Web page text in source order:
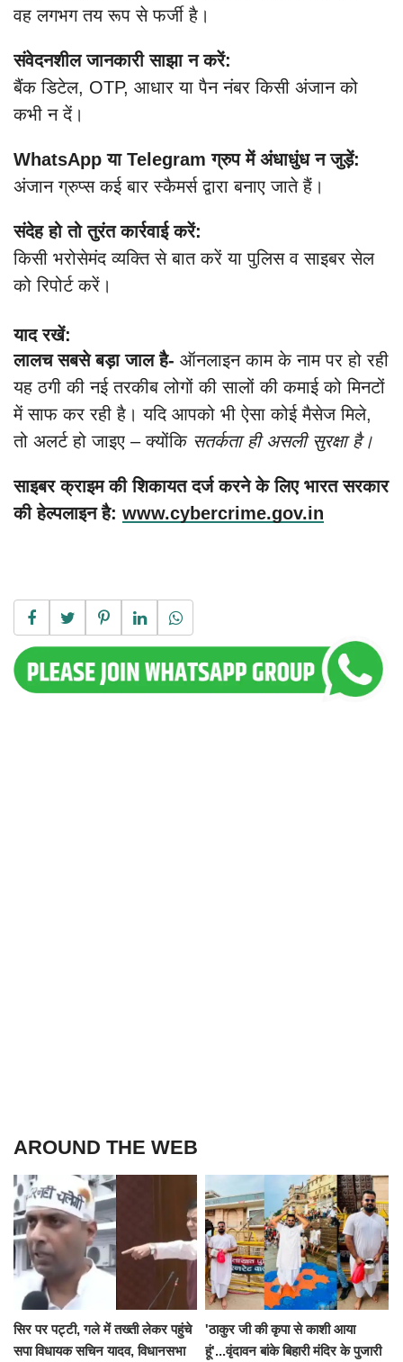
वह लगभग तय रूप से फर्जी है।
संवेदनशील जानकारी साझा न करें:
बैंक डिटेल, OTP, आधार या पैन नंबर किसी अंजान को
कभी न दें।
WhatsApp या Telegram ग्रुप में अंधाधुंध न जुड़ें:
अंजान ग्रुप्स कई बार स्कैमर्स द्वारा बनाए जाते हैं।
संदेह हो तो तुरंत कार्रवाई करें:
किसी भरोसेमंद व्यक्ति से बात करें या पुलिस व साइबर सेल
को रिपोर्ट करें।
याद रखें:
लालच सबसे बड़ा जाल है- ऑनलाइन काम के नाम पर हो रही
यह ठगी की नई तरकीब लोगों की सालों की कमाई को मिनटों
में साफ कर रही है। यदि आपको भी ऐसा कोई मैसेज मिले,
तो अलर्ट हो जाइए – क्योंकि सतर्कता ही असली सुरक्षा है।
साइबर क्राइम की शिकायत दर्ज करने के लिए भारत सरकार
की हेल्पलाइन है: www.cybercrime.gov.in
AROUND THE WEB
सिर पर पट्टी, गले में तख्ती लेकर पहुंचे
सपा विधायक सचिन यादव, विधानसभा
'ठाकुर जी की कृपा से काशी आया
हूं'...वृंदावन बांके बिहारी मंदिर के पुजारी